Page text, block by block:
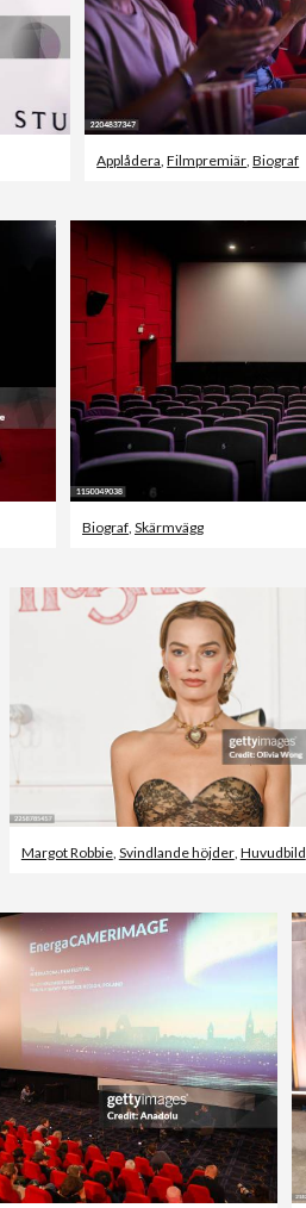
Applådera ,Filmpremiär ,Biograf
Biograf, Skärmvägg
Margot Robbie, Svindlande höjder, Huvudbild